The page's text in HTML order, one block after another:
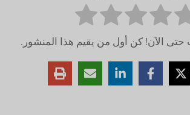
حتى الآن! كن أول من يقيم هذا المنشور.